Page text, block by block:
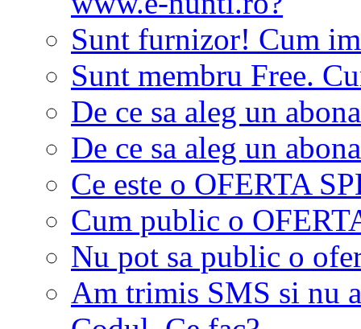
Sunt furnizor! Cum
Sunt membru Free.
De ce sa aleg un
De ce sa aleg un
Ce este o OFERTA
Cum public o
Nu pot sa public o
Am trimis SMS si nu